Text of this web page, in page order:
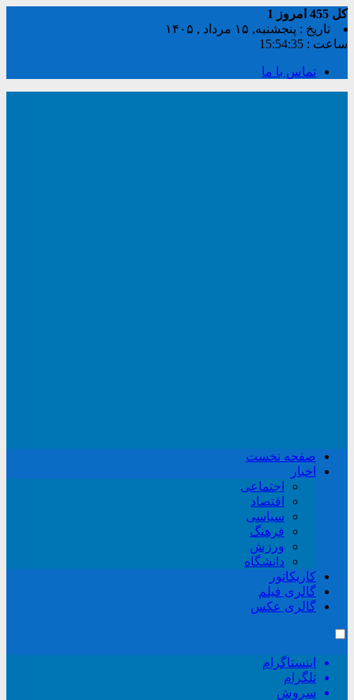
کل امروز
1
تاریخ : پنجشنبه, ۱۵ مرداد , ۱۴۰۵
ساعت : 15:54:36
تماس با ما
صفحه نخست
اخبار
اجتماعی
اقتصاد
سیاسی
فرهنگ
ورزش
دانشگاه
کاریکاتور
گالری فیلم
گالری عکس
اینستاگرام
تلگرام
سروش